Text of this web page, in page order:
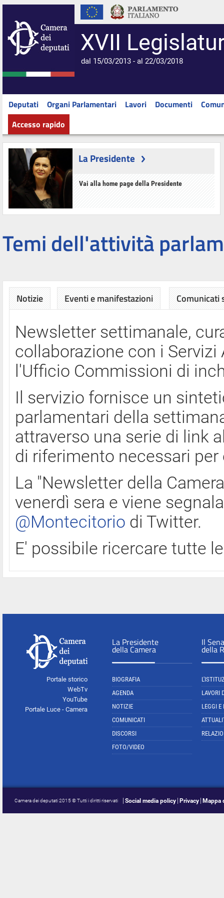
XVII
dal 15/03/2013 - al 22/03/2018
Deputati Organi Parlamentari Lavori Documenti
Accesso rapido
La Presidente
Vai alla home page della Presidente
Temi dell'attività
Notizie Eventi e manifestazioni Comunicati
Newsletter settimanale,
collaborazione con i
l'Ufficio Commissioni di
Il servizio fornisce un
parlamentari della
attraverso una serie di link
di riferimento necessari
La "Newsletter della
venerdì sera e viene
@Montecitorio di Twitter.
E' possibile ricercare tutte
Portale storico
WebTv
YouTube
Portale Luce - Camera
La Presidente
della Camera
BIOGRAFIA
AGENDA
NOTIZIE
COMUNICATI
DISCORSI
FOTO/VIDEO
Il
della
LAVORI
LEGGI E
Camera dei deputati 2015 © Tutti i diritti riservati Social media policy Privacy Mappa